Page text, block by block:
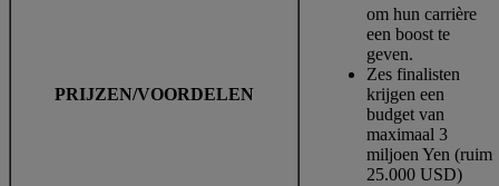
PRIJZEN/VOORDELEN
om hun carrière
een boost te
geven.
Zes finalisten
krijgen een
budget van
maximaal 3
miljoen Yen (ruim
25.000 USD)